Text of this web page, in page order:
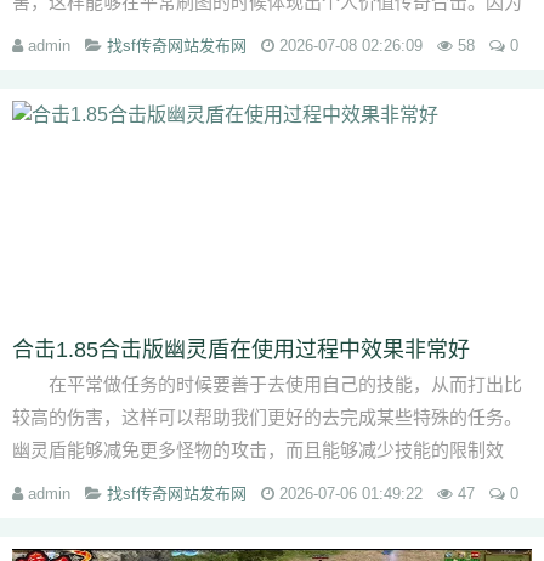
每次我们进入到一个比...
admin 找sf传奇网站发布网 2026-07-08 02:26:09 58 0
合击1.85合击版幽灵盾在使用过程中效果非常好
在平常做任务的时候要善于去使用自己的技能，从而打出比
较高的伤害，这样可以帮助我们更好的去完成某些特殊的任务。
幽灵盾能够减免更多怪物的攻击，而且能够减少技能的限制效
果。由某些怪物在使用控...
admin 找sf传奇网站发布网 2026-07-06 01:49:22 47 0